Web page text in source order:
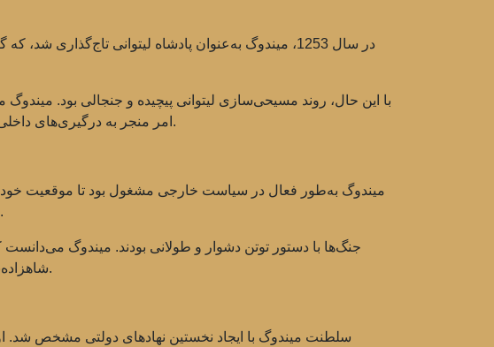
در سال 1253، میندوگ به‌عنوان پادشاه لیتوانی
با این حال، روند مسیحی‌سازی لیتوانی پیچیده و جنجالی بود. میندوگ
امر منجر به درگیری‌های داخلی و نارضایتی در میان بخشی از جمعیت شد که در آینده مشکلات اضافی برای میندوگ و قدرت او ایجاد کرد.
میندوگ به‌طور فعال در سیاست خارجی مشغول بود تا موقعیت خود
همچنین جنگ‌هایی علیه دستور توتن که در تلاش بود نفوذ خود را در شرق اروپا گسترش دهد، به راه انداخت.
جنگ‌ها با دستور توتن دشوار و طولانی بودند. میندوگ می‌دانست
شاهزاده‌نشین‌های روسیه برقرار کند، اما این تلاش‌ها همیشه به خاطر اختلاف نظر میان حاکمان موفقیت آمیز نبود.
سلطنت میندوگ با ایجاد نخستین نهادهای دولتی مشخص